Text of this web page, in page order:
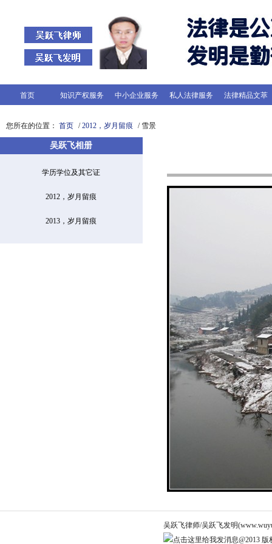
首页 知识产权服务 中小企业服务 私人法律服务 法律精品文萃
您所在的位置： 首页 /2012，岁月留痕 / 雪景
吴跃飞相册
学历学位及其它证
2012，岁月留痕
2013，岁月留痕
吴跃飞律师/吴跃飞发明
@2013